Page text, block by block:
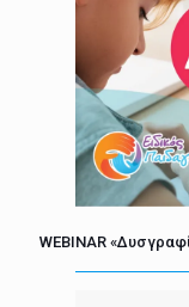
WEBINAR